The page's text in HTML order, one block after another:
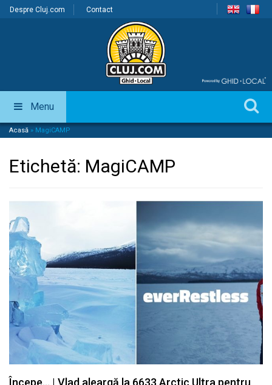
Despre Cluj.com Contact
Menu
Acasă » MagiCAMP
Etichetă: MagiCAMP
Începe… | Vlad aleargă la 6633 Arctic Ultra pentru